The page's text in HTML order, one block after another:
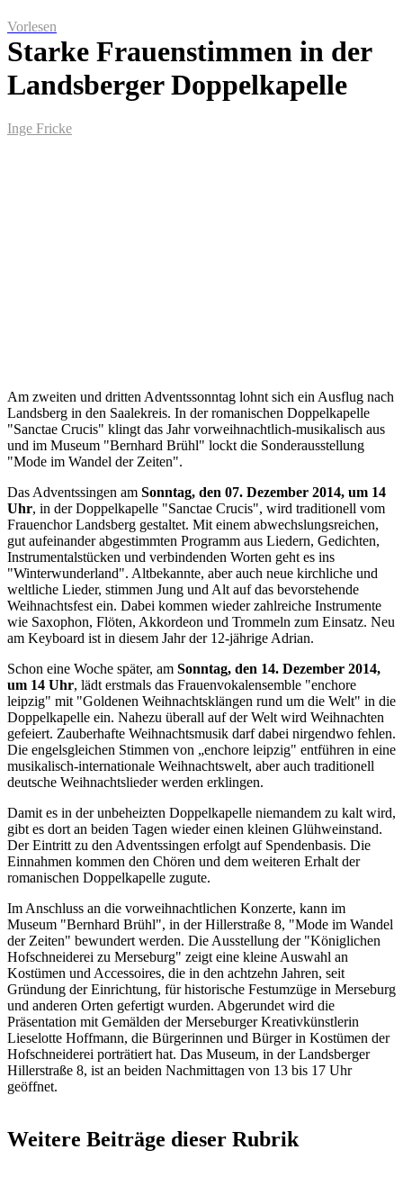
Vorlesen
Starke Frauenstimmen in der
Landsberger Doppelkapelle
Inge Fricke
Am zweiten und dritten Adventssonntag lohnt sich ein Ausflug nach
Landsberg in den Saalekreis. In der romanischen Doppelkapelle
"Sanctae Crucis" klingt das Jahr vorweihnachtlich-musikalisch aus
und im Museum "Bernhard Brühl" lockt die Sonderausstellung
"Mode im Wandel der Zeiten".
Das Adventssingen am Sonntag, den 07. Dezember 2014, um 14
Uhr, in der Doppelkapelle "Sanctae Crucis", wird traditionell vom
Frauenchor Landsberg gestaltet. Mit einem abwechslungsreichen,
gut aufeinander abgestimmten Programm aus Liedern, Gedichten,
Instrumentalstücken und verbindenden Worten geht es ins
"Winterwunderland". Altbekannte, aber auch neue kirchliche und
weltliche Lieder, stimmen Jung und Alt auf das bevorstehende
Weihnachtsfest ein. Dabei kommen wieder zahlreiche Instrumente
wie Saxophon, Flöten, Akkordeon und Trommeln zum Einsatz. Neu
am Keyboard ist in diesem Jahr der 12-jährige Adrian.
Schon eine Woche später, am Sonntag, den 14. Dezember 2014,
um 14 Uhr, lädt erstmals das Frauenvokalensemble "enchore
leipzig" mit "Goldenen Weihnachtsklängen rund um die Welt" in die
Doppelkapelle ein. Nahezu überall auf der Welt wird Weihnachten
gefeiert. Zauberhafte Weihnachtsmusik darf dabei nirgendwo fehlen.
Die engelsgleichen Stimmen von „enchore leipzig" entführen in eine
musikalisch-internationale Weihnachtswelt, aber auch traditionell
deutsche Weihnachtslieder werden erklingen.
Damit es in der unbeheizten Doppelkapelle niemandem zu kalt wird,
gibt es dort an beiden Tagen wieder einen kleinen Glühweinstand.
Der Eintritt zu den Adventssingen erfolgt auf Spendenbasis. Die
Einnahmen kommen den Chören und dem weiteren Erhalt der
romanischen Doppelkapelle zugute.
Im Anschluss an die vorweihnachtlichen Konzerte, kann im
Museum "Bernhard Brühl", in der Hillerstraße 8, "Mode im Wandel
der Zeiten" bewundert werden. Die Ausstellung der "Königlichen
Hofschneiderei zu Merseburg" zeigt eine kleine Auswahl an
Kostümen und Accessoires, die in den achtzehn Jahren, seit
Gründung der Einrichtung, für historische Festumzüge in Merseburg
und anderen Orten gefertigt wurden. Abgerundet wird die
Präsentation mit Gemälden der Merseburger Kreativkünstlerin
Lieselotte Hoffmann, die Bürgerinnen und Bürger in Kostümen der
Hofschneiderei porträtiert hat. Das Museum, in der Landsberger
Hillerstraße 8, ist an beiden Nachmittagen von 13 bis 17 Uhr
geöffnet.
Weitere Beiträge dieser Rubrik